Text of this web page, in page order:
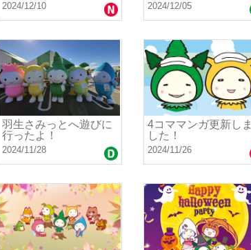
2024/12/10 2024/12/05
羽生さみっとへ遊びに
行ったよ！
2024/11/28
4コママンガ更新しま
した！
2024/11/26